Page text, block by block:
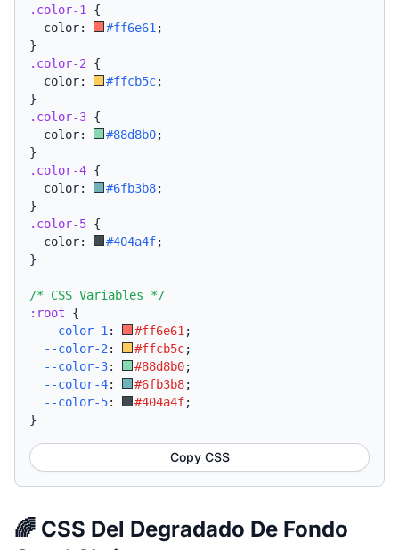
.color-1
{
  color:
#ff6e61 ;
}
.color-2 {
  color:
#ffcb5c;
}
.color-3 {
  color:
#88d8b0;
}
.color-4 {
  color:
#6fb3b8;
}
.color-5 {
  color:
#404a4f;
}
/* CSS Variables */
:root {
--color-1 : #ff6e61 ;
--color-2 : #ffcb5c;
--color-3: #88d8b0;
--color-4: #6fb3b8;
--color-5: #404a4f;
}
Copy CSS
🌈 CSS Del Degradado De Fondo